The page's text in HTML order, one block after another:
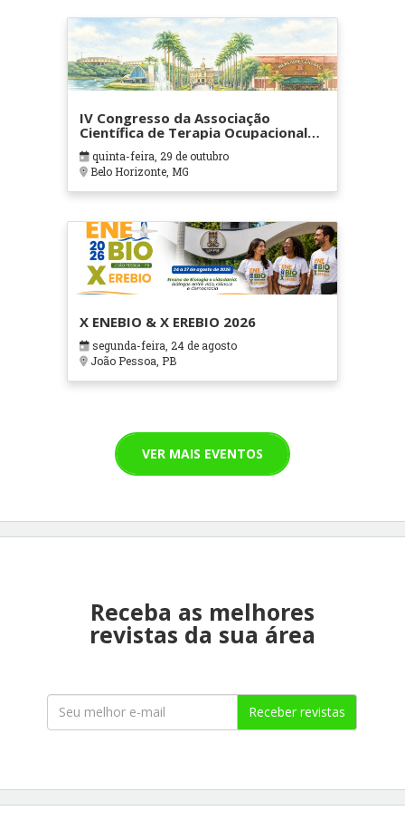
IV Congresso da Associação
Científica de Terapia Ocupacional
em Contextos Hospitalares e
Cuidados Paliativos - ATOHOSP
quinta-feira, 29 de outubro
Belo Horizonte, MG
X ENEBIO & X EREBIO 2026
segunda-feira, 24 de agosto
João Pessoa, PB
VER MAIS EVENTOS
Receba as melhores
revistas da sua área
Receber revistas